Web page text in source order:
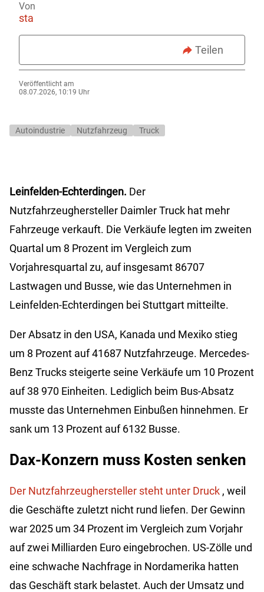
Von
sta
Teilen
Veröffentlicht am
08.07.2026, 10:19 Uhr
Autoindustrie Nutzfahrzeug Truck
Leinfelden-Echterdingen. Der
Nutzfahrzeughersteller Daimler Truck hat mehr
Fahrzeuge verkauft. Die Verkäufe legten im zweiten
Quartal um 8 Prozent im Vergleich zum
Vorjahresquartal zu, auf insgesamt 86707
Lastwagen und Busse, wie das Unternehmen in
Leinfelden-Echterdingen bei Stuttgart mitteilte.
Der Absatz in den USA, Kanada und Mexiko stieg
um 8 Prozent auf 41687 Nutzfahrzeuge. Mercedes-
Benz Trucks steigerte seine Verkäufe um 10 Prozent
auf 38 970 Einheiten. Lediglich beim Bus-Absatz
musste das Unternehmen Einbußen hinnehmen. Er
sank um 13 Prozent auf 6132 Busse.
Dax-Konzern muss Kosten senken
Der Nutzfahrzeughersteller steht unter Druck , weil
die Geschäfte zuletzt nicht rund liefen. Der Gewinn
war 2025 um 34 Prozent im Vergleich zum Vorjahr
auf zwei Milliarden Euro eingebrochen. US-Zölle und
eine schwache Nachfrage in Nordamerika hatten
das Geschäft stark belastet. Auch der Umsatz und